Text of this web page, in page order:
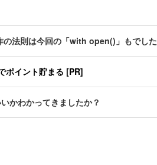
の法則は今回の「with open()」もでした
ポイント貯まる [PR]
かわかってきましたか？